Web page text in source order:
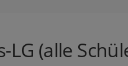
LG (alle